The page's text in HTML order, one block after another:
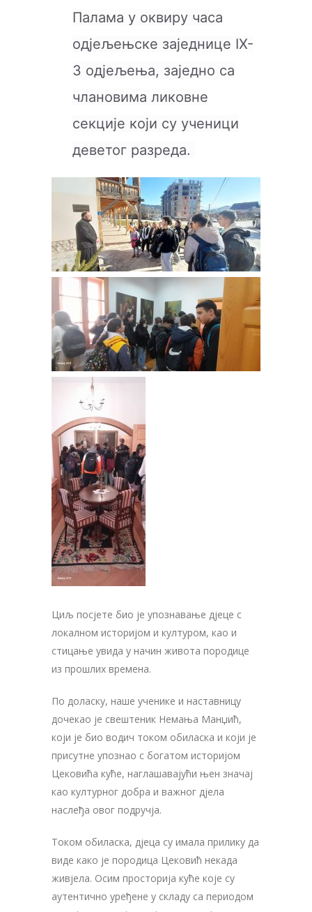
Палама у оквиру часа
од‌јељењске заједнице IX-
3 одјељења, заједно са
члановима ликовне
секције који су ученици
деветог разреда.
Циљ посјете био је упознавање д‌јеце с
локалном историјом и културом, као и
стицање увида у начин живота породице
из прошлих времена.
По доласку, наше ученике и наставницу
дочекао је свештеник Немања Манџић,
који је био водич током обиласка и који је
присутне упознао с богатом историјом
Цековића куће, наглашавајући њен значај
као културног добра и важног д‌јела
наслеђа овог подручја.
Током обиласка, д‌јеца су имала прилику да
виде како је породица Цековић некада
живјела. Осим просторија куће које су
аутентично уређене у складу са периодом